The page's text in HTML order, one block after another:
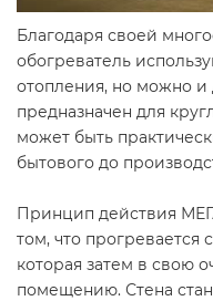
Благодаря своей
обогреватель
отопления, но можно и
предназначен для
может быть
бытового до
Принцип действия
том, что прогревается
которая затем в свою
помещению. Стена